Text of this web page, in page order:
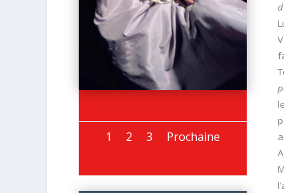
1 2 3 Prochaine